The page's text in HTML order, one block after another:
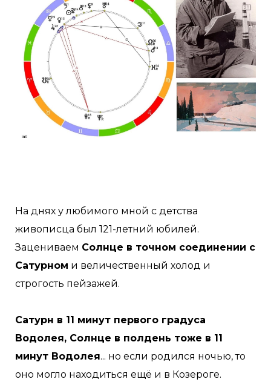
На днях у любимого мной с детства
живописца был 121-летний юбилей.
Зацениваем Солнце в точном соединении с
Сатурном и величественный холод и
строгость пейзажей.
Сатурн в 11 минут первого градуса
Водолея, Солнце в полдень тоже в 11
минут Водолея... но если родился ночью, то
оно могло находиться ещё и в Козероге.